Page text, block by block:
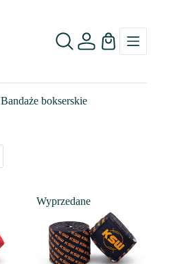
Koszyk
Bandaże bokserskie
Wyprzedane